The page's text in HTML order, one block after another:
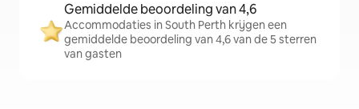
Gemiddelde beoordeling van 4,6
Accommodaties in South Perth krijgen een
gemiddelde beoordeling van 4,6 van de 5 sterren
van gasten